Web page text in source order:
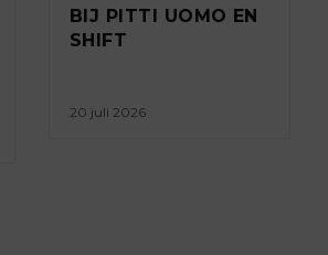
BIJ PITTI UOMO EN
SHIFT
20 juli 2026